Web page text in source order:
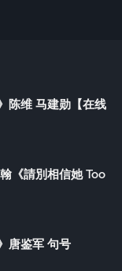
陈维 马建勋【在线
《請別相信她 Too
唐鉴军 句号